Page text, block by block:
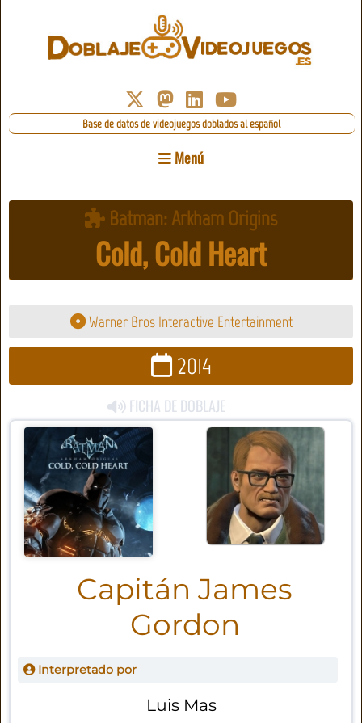
Base de datos de videojuegos doblados al español
Menú
Batman: Arkham Origins
Cold, Cold Heart
Warner Bros Interactive Entertainment
2014
FICHA DE DOBLAJE
Capitán James
Gordon
Interpretado por
Luis Mas